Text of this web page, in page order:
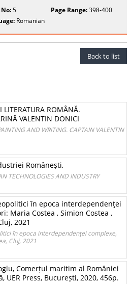
5 Page Range:398-400
Romanian
Back to list
LITERATURA ROMÂNĂ.
VALENTIN DONICI
AND WRITING. CAPTAIN VALENTIN
Românești,
TECHNOLOGIES AND INDUSTRY
în epoca interdependenţei
Maria Costea , Simion Costea ,
2021
în epoca interdependenţei complexe,
Cluj, 2021
Comerțul maritim al României
Press, București, 2020, 456p.